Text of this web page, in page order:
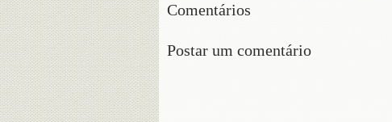
Comentários
Postar um comentário